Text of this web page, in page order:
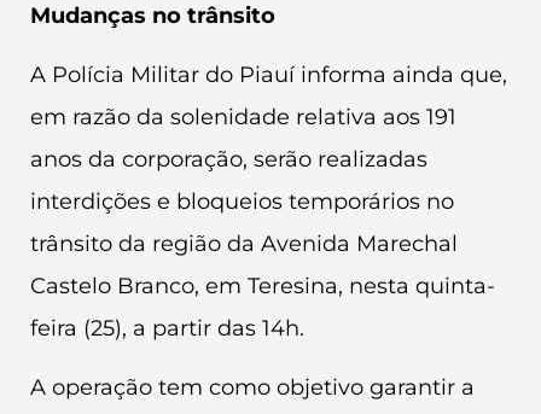
Mudanças no trânsito
A Polícia Militar do Piauí informa ainda que,
em razão da solenidade relativa aos 191
anos da corporação, serão realizadas
interdições e bloqueios temporários no
trânsito da região da Avenida Marechal
Castelo Branco, em Teresina, nesta quinta-
feira (25), a partir das 14h.
A operação tem como objetivo garantir a